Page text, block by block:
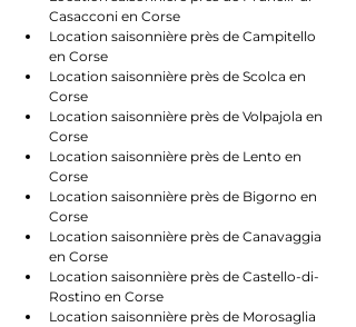
Casacconi en Corse
Location saisonnière près de Campitello
en Corse
Location saisonnière près de Scolca en
Corse
Location saisonnière près de Volpajola en
Corse
Location saisonnière près de Lento en
Corse
Location saisonnière près de Bigorno en
Corse
Location saisonnière près de Canavaggia
en Corse
Location saisonnière près de Castello-di-
Rostino en Corse
Location saisonnière près de Morosaglia